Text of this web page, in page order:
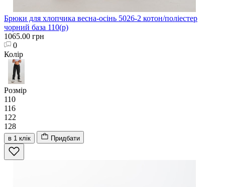
Брюки для хлопчика весна-осінь 5026-2 котон/поліестер
чорний база 110(р)
1065.00 грн
0
Колір
Розмір
110
116
122
128
в 1 клік Придбати